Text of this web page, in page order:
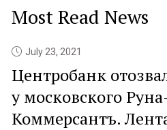
Most Read News
July 23, 2021
Центробанк
у московского
Коммерсантъ.